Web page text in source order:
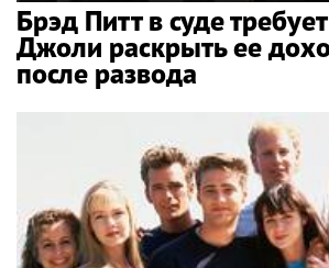
Брэд Питт в суде
Джоли раскрыть ее
после развода